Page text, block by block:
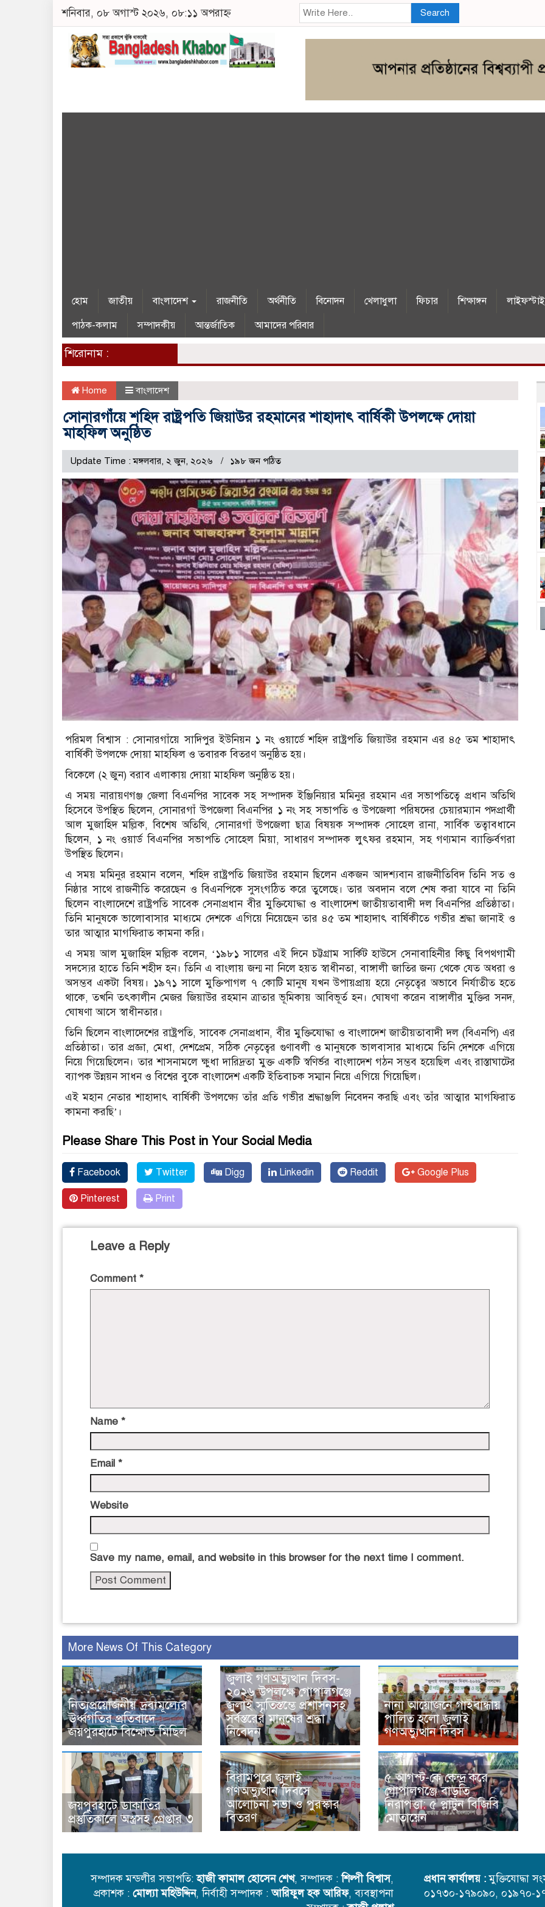
শনিবার, ০৮ অগাস্ট ২০২৬, ০৮:১১ অপরাহ্ন Search
হোম জাতীয় বাংলাদেশ রাজনীতি অর্থনীতি বিনোদন খেলাধুলা ফিচার শিক্ষাঙ্গন
পাঠক-কলাম
সম্পাদকীয় আন্তর্জাতিক আমাদের পরিবার
শিরোনাম :
Home বাংলাদেশ
সোনারগাঁয়ে শহিদ রাষ্ট্রপতি জিয়াউর রহমানের শাহাদাৎ বার্ষিকী উপলক্ষে দোয়া
মাহফিল অনুষ্ঠিত
Update Time : মঙ্গলবার, ২ জুন, ২০২৬ ১৯৮ জন পঠিত
পরিমল বিশ্বাস : সোনারগাঁয়ে সাদিপুর ইউনিয়ন ১ নং ওয়ার্ডে শহিদ রাষ্ট্রপতি জিয়াউর রহমান এর ৪৫ তম শাহাদাৎ
বার্ষিকী উপলক্ষে দোয়া মাহফিল ও তবারক বিতরণ অনুষ্ঠিত হয়।
বিকেলে (২ জুন) বরাব এলাকায় দোয়া মাহফিল অনুষ্ঠিত হয়।
এ সময় নারায়ণগঞ্জ জেলা বিএনপির সাবেক সহ সম্পাদক ইঞ্জিনিয়ার মমিনুর রহমান এর সভাপতিত্বে প্রধান অতিথি
হিসেবে উপস্থিত ছিলেন, সোনারগাঁ উপজেলা বিএনপির ১ নং সহ সভাপতি ও উপজেলা পরিষদের চেয়ারম্যান পদপ্রার্থী
আল মুজাহিদ মল্লিক, বিশেষ অতিথি, সোনারগাঁ উপজেলা ছাত্র বিষয়ক সম্পাদক সোহেল রানা, সার্বিক তত্বাবধানে
ছিলেন, ১ নং ওয়ার্ড বিএনপির সভাপতি সোহেল মিয়া, সাধারণ সম্পাদক লুৎফর রহমান, সহ গণ্যমান ব্যাক্তির্বগরা
উপস্থিত ছিলেন।
এ সময় মমিনুর রহমান বলেন, শহিদ রাষ্ট্রপতি জিয়াউর রহমান ছিলেন একজন আদশ্যবান রাজনীতিবিদ তিনি সত ও
নিষ্ঠার সাথে রাজনীতি করেছেন ও বিএনপিকে সুসংগঠিত করে তুলেছে। তার অবদান বলে শেষ করা যাবে না তিনি
ছিলেন বাংলাদেশে রাষ্ট্রপতি সাবেক সেনাপ্রধান বীর মুক্তিযোদ্ধা ও বাংলাদেশ জাতীয়তাবাদী দল বিএনপির প্রতিষ্ঠাতা।
তিনি মানুষকে ভালোবাসার মাধ্যমে দেশকে এগিয়ে নিয়েছেন তার ৪৫ তম শাহাদাৎ বার্ষিকীতে গভীর শ্রদ্ধা জানাই ও
তার আত্মার মাগফিরাত কামনা করি।
এ সময় আল মুজাহিদ মল্লিক বলেন, ‘১৯৮১ সালের এই দিনে চট্টগ্রাম সার্কিট হাউসে সেনাবাহিনীর কিছু বিপথগামী
সদস্যের হাতে তিনি শহীদ হন। তিনি এ বাংলায় জন্ম না নিলে হয়ত স্বাধীনতা, বাঙ্গালী জাতির জন্য থেকে যেত অধরা ও
অসম্ভব একটা বিষয়। ১৯৭১ সালে মুক্তিপাগল ৭ কোটি মানুষ যখন উপায়প্রায় হয়ে নেতৃত্বের অভাবে নির্যাতীত হতে
থাকে, তখনি তৎকালীন মেজর জিয়াউর রহমান ত্রাতার ভূমিকায় আবিভূর্ত হন। ঘোষণা করেন বাঙ্গালীর মুক্তির সনদ,
ঘোষণা আসে স্বাধীনতার।
তিনি ছিলেন বাংলাদেশের রাষ্ট্রপতি, সাবেক সেনাপ্রধান, বীর মুক্তিযোদ্ধা ও বাংলাদেশ জাতীয়তাবাদী দল (বিএনপি) এর
প্রতিষ্ঠাতা। তার প্রজ্ঞা, মেধা, দেশপ্রেম, সঠিক নেতৃত্বের গুণাবলী ও মানুষকে ভালবাসার মাধ্যমে তিনি দেশকে এগিয়ে
নিয়ে গিয়েছিলেন। তার শাসনামলে ক্ষুধা দারিদ্রতা মুক্ত একটি স্বণির্ভর বাংলাদেশ গঠন সম্ভব হয়েছিল এবং রাস্তাঘাটের
ব্যাপক উন্নয়ন সাধন ও বিশ্বের বুকে বাংলাদেশ একটি ইতিবাচক সম্মান নিয়ে এগিয়ে গিয়েছিল।
এই মহান নেতার শাহাদাৎ বার্ষিকী উপলক্ষ্যে তাঁর প্রতি গভীর শ্রদ্ধাঞ্জলি নিবেদন করছি এবং তাঁর আত্মার মাগফিরাত
কামনা করছি’।
Please Share This Post in Your Social Media
Facebook Twitter Digg Linkedin Reddit Google Plus
Pinterest Print
Leave a Reply
Comment *
Name *
Email *
Website
Save my name, email, and website in this browser for the next time I comment.
More News Of This Category
নিত্যপ্রয়োজনীয় দ্রব্যমূল্যের
ঊর্ধ্বগতির প্রতিবাদে
জয়পুরহাটে বিক্ষোভ মিছিল
জুলাই গণঅভ্যুত্থান দিবস-
২০২৬ উপলক্ষে গোপালগঞ্জে
জুলাই স্মৃতিস্তম্ভে প্রশাসনসহ
সর্বস্তরের মানুষের শ্রদ্ধা
নিবেদন
নানা আয়োজনে গাইবান্ধায়
পালিত হলো জুলাই
গণঅভ্যুত্থান দিবস
জয়পুরহাটে ডাকাতির
প্রস্তুতিকালে অস্ত্রসহ গ্রেপ্তার ৩
বিরামপুরে জুলাই
গণঅভ‍্যুত্থান দিবসে
আলোচনা সভা ও পুরস্কার
বিতরণ
৫ আগস্ট-কে কেন্দ্র করে
গোপালগঞ্জে বাড়তি
নিরাপত্তা: ৫ প্লাটুন বিজিবি
মোতায়েন
সম্পাদক মন্ডলীর সভাপতি:হাজী কামাল হোসেন শেখ, সম্পাদক :শিল্পী বিশ্বাস,
প্রকাশক : মোল্যা মহিউদ্দিন, নির্বাহী সম্পাদক :আরিফুল হক আরিফ, ব্যবস্থাপনা
প্রধান কার্যালয় :মুক্তিযোদ্ধা
০১৭৩০-১৭৯০৯০, ০১৯৭০-